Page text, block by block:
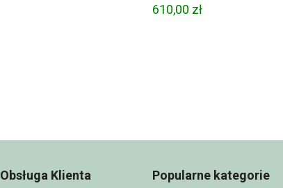
610,00 złZakres
610,00 zł
Obsługa Klienta Popularne kategorie